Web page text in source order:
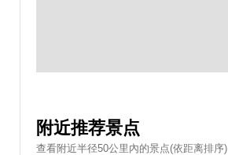
附近推荐景点
查看附近半径50公里內的景点(依距离排序)